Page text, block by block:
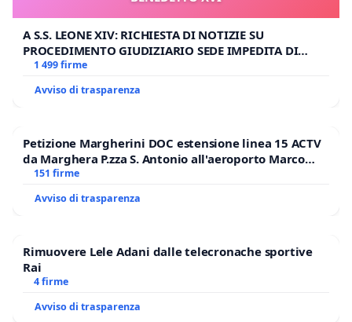
A S.S. LEONE XIV: RICHIESTA DI NOTIZIE SU
PROCEDIMENTO GIUDIZIARIO SEDE IMPEDITA DI
BENEDETTO XVI
1 499 firme
Avviso di trasparenza
Petizione Margherini DOC estensione linea 15 ACTV
da Marghera P.zza S. Antonio all'aeroporto Marco
Polo tariffa a € 1,50
151 firme
Avviso di trasparenza
Rimuovere Lele Adani dalle telecronache sportive
Rai
4 firme
Avviso di trasparenza